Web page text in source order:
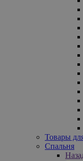
Товары
Спальня